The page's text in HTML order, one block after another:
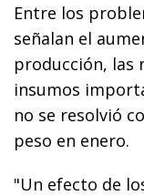
Entre los
señalan el
producción, las
insumos
no se resolvió
peso en enero.
"Un efecto de